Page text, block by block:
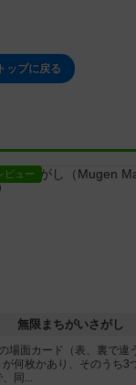
ップに戻る
ビュー
無限まちがいさがし
場面カード（表、裏で違
が何枚かあり、そのうち3
、同...